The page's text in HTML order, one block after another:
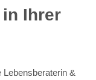
Ihrer
&